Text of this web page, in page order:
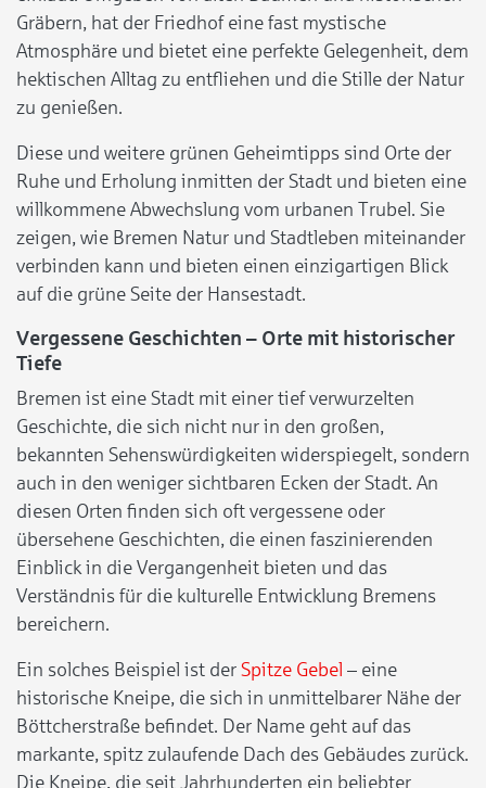
Gräbern, hat der Friedhof eine fast mystische
Atmosphäre und bietet eine perfekte Gelegenheit, dem
hektischen Alltag zu entfliehen und die Stille der Natur
zu genießen.
Diese und weitere grünen Geheimtipps sind Orte der
Ruhe und Erholung inmitten der Stadt und bieten eine
willkommene Abwechslung vom urbanen Trubel. Sie
zeigen, wie Bremen Natur und Stadtleben miteinander
verbinden kann und bieten einen einzigartigen Blick
auf die grüne Seite der Hansestadt.
Vergessene Geschichten – Orte mit historischer
Tiefe
Bremen ist eine Stadt mit einer tief verwurzelten
Geschichte, die sich nicht nur in den großen,
bekannten Sehenswürdigkeiten widerspiegelt, sondern
auch in den weniger sichtbaren Ecken der Stadt. An
diesen Orten finden sich oft vergessene oder
übersehene Geschichten, die einen faszinierenden
Einblick in die Vergangenheit bieten und das
Verständnis für die kulturelle Entwicklung Bremens
bereichern.
Ein solches Beispiel ist der Spitze Gebel – eine
historische Kneipe, die sich in unmittelbarer Nähe der
Böttcherstraße befindet. Der Name geht auf das
markante, spitz zulaufende Dach des Gebäudes zurück.
Die Kneipe, die seit Jahrhunderten ein beliebter